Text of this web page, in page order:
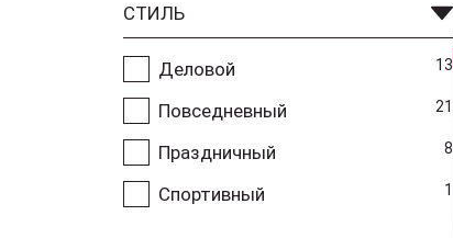
СТИЛЬ
Деловой 13
Повседневный 21
Праздничный 8
Спортивный 1